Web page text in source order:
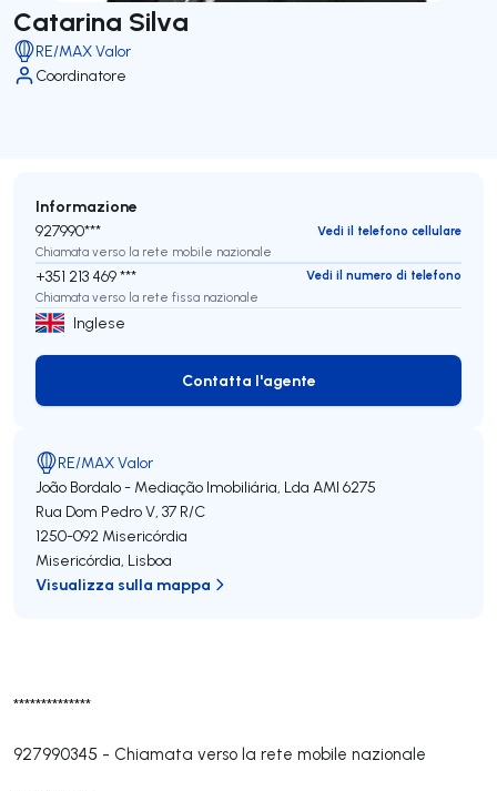
Catarina Silva
RE/MAX Valor
Coordinatore
**************
927990345 - Chiamata verso la rete mobile nazionale
Informazione
927990***
Vedi il telefono cellulare
Chiamata verso la rete mobile nazionale
+351 213 469 ***
Vedi il numero di telefono
Chiamata verso la rete fissa nazionale
Inglese
Contatta l'agente
Contatta l'agente
RE/MAX Valor
João Bordalo - Mediação Imobiliária, Lda AMI 6275
Rua Dom Pedro V, 37 R/C
1250-092 Misericórdia
Misericórdia, Lisboa
Visualizza sulla mappa